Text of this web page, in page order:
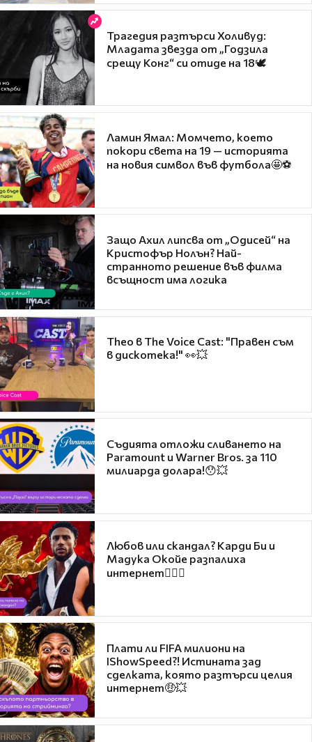
Трагедия разтърси Холивуд:
Младата звезда от „Годзила
срещу Конг“ си отиде на 18🕊️
Ламин Ямал: Момчето, което
покори света на 19 — историята
на новия символ във футбола🤩⚽
Защо Ахил липсва от „Одисей“ на
Кристофър Нолън? Най-
странното решение във филма
всъщност има логика
Theo в The Voice Cast: "Правен съм
в дискотека!" 👀💥
Съдията отложи сливането на
Paramount и Warner Bros. за 110
милиарда долара!😯💥
Любов или скандал? Карди Би и
Мадука Окойе разпалиха
интернет❤️‍🔥🔥
Плати ли FIFA милиони на
IShowSpeed?! Истината зад
сделката, която разтърси целия
интернет🤑💥